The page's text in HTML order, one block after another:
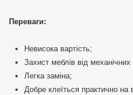
Переваги:
Невисока вартість;
Захист меблів від
Легка заміна;
Добре клеїться практично на